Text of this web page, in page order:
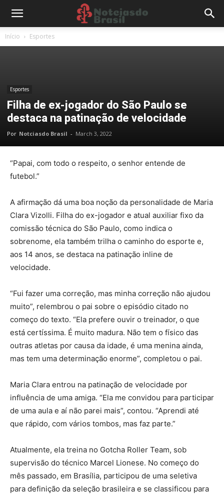
Início Esportes
Esportes
Filha de ex-jogador do São Paulo se
destaca na patinação de velocidade
Por Notciasdo Brasil - March 3, 2022
“Papai, com todo o respeito, o senhor entende de
futebol.”
A afirmação dá uma boa noção da personalidade de Maria
Clara Vizolli. Filha do ex-jogador e atual auxiliar fixo da
comissão técnica do São Paulo, como indica o
sobrenome, ela também trilha o caminho do esporte e,
aos 14 anos, se destaca na patinação inline de
velocidade.
“Fui fazer uma correção, mas minha correção não ajudou
muito”, relembrou o pai sobre o episódio citado no
começo do texto. “Ela prefere ouvir o treinador, o que
está certíssima. É muito madura. Não tem o físico das
outras atletas por causa da idade, é uma menina ainda,
mas tem uma determinação enorme”, completou o pai.
Maria Clara entrou na patinação de velocidade por
influência de uma amiga. “Ela me convidou para participar
de uma aula e aí não parei mais”, contou. “Aprendi até
que rápido, com vários tombos, mas faz parte.”
Atualmente, ela treina no Gotcha Roller Team, sob
supervisão do técnico Marcel Lionese. No começo do
mês passado, em Brasília, participou de uma seletiva
para definição da seleção brasileira e se classificou para